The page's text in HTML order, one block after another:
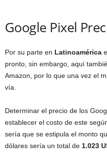
Google Pixel
Por su parte en Latinoamérica
pronto, sin embargo, aquí
Amazon, por lo que una vez el
vía.
Determinar el precio de los
establecer el costo de este
sería que se estipula el monto
dólares sería un total de 1.023